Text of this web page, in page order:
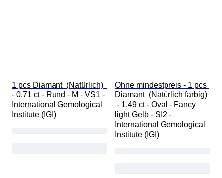
1 pcs Diamant  (Natürlich)
- 0.71 ct - Rund - M - VS1 -
International Gemological
Institute (IGI)
Ohne mindestpreis - 1 pcs
Diamant  (Natürlich farbig)
- 1.49 ct - Oval - Fancy
light Gelb - SI2 -
International Gemological
Institute (IGI)